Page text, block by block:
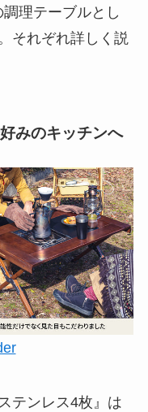
理テーブルとし
それぞれ詳しく説
みのキッチンへ
テンレス4枚』は